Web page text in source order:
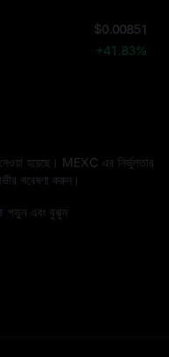
$0.00851
+41.83%
হয়েছে। MEXC এর নির্ভুলতার
গবেষণা করুন।
পড়ুন এবং বুঝুন